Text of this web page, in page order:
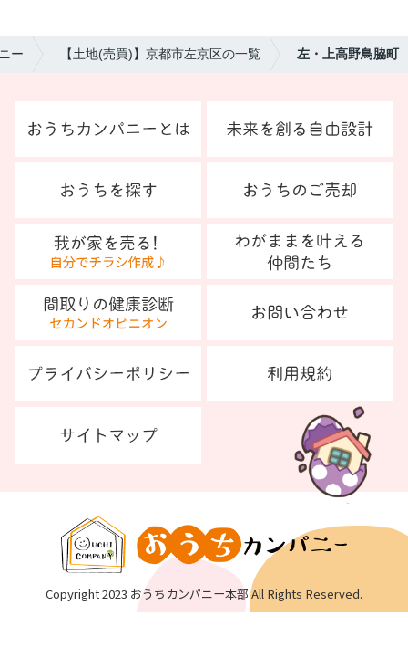
ー 【土地(売買)】京都市左京区の一覧 左・上高野鳥脇町
Copyright 2023 おうちカンパニー本部 All Rights Reserved.